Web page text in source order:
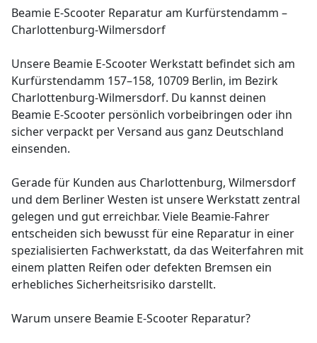
Beamie E-Scooter Reparatur am Kurfürstendamm –
Charlottenburg-Wilmersdorf
Unsere Beamie E-Scooter Werkstatt befindet sich am
Kurfürstendamm 157–158, 10709 Berlin, im Bezirk
Charlottenburg-Wilmersdorf. Du kannst deinen
Beamie E-Scooter persönlich vorbeibringen oder ihn
sicher verpackt per Versand aus ganz Deutschland
einsenden.
Gerade für Kunden aus Charlottenburg, Wilmersdorf
und dem Berliner Westen ist unsere Werkstatt zentral
gelegen und gut erreichbar. Viele Beamie-Fahrer
entscheiden sich bewusst für eine Reparatur in einer
spezialisierten Fachwerkstatt, da das Weiterfahren mit
einem platten Reifen oder defekten Bremsen ein
erhebliches Sicherheitsrisiko darstellt.
Warum unsere Beamie E-Scooter Reparatur?